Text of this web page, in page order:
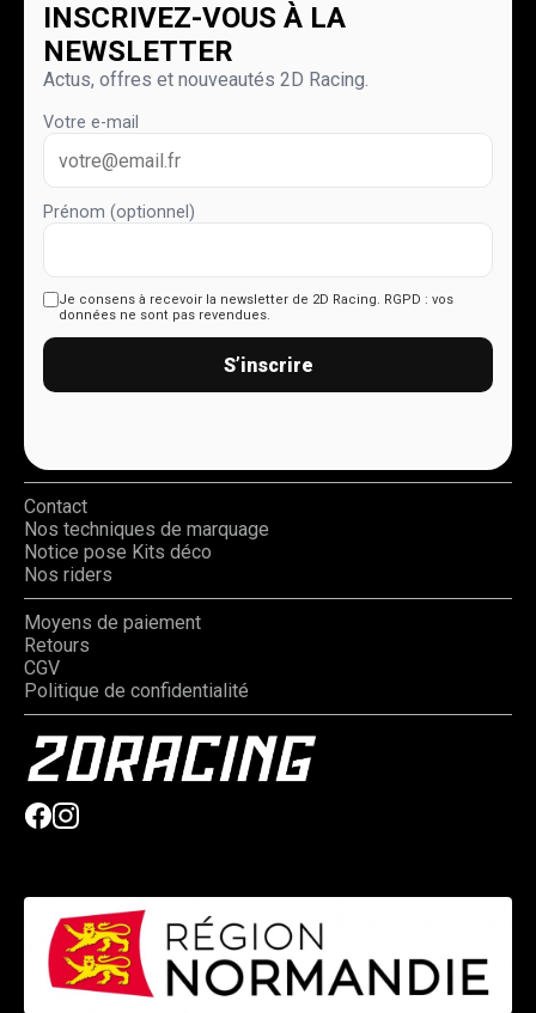
INSCRIVEZ-VOUS À LA
NEWSLETTER
Actus, offres et nouveautés 2D Racing.
Votre e-mail
Prénom (optionnel)
Je consens à recevoir la newsletter de 2D Racing. RGPD : vos
données ne sont pas revendues.
S’inscrire
Contact
Nos techniques de marquage
Notice pose Kits déco
Nos riders
Moyens de paiement
Retours
CGV
Politique de confidentialité